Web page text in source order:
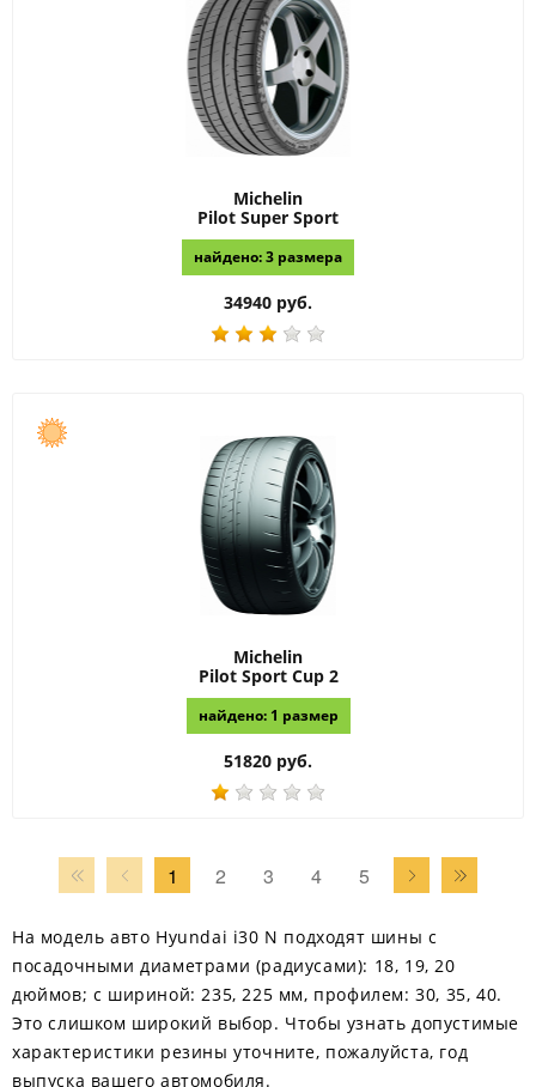
Michelin
Pilot Super Sport
найдено: 3 размера
34940 руб.
Michelin
Pilot Sport Cup 2
найдено: 1 размер
51820 руб.
1 2 3 4 5
На модель авто Hyundai i30 N подходят шины с
посадочными диаметрами (радиусами): 18, 19, 20
дюймов; с шириной: 235, 225 мм, профилем: 30, 35, 40.
Это слишком широкий выбор. Чтобы узнать допустимые
характеристики резины уточните, пожалуйста, год
выпуска вашего автомобиля.